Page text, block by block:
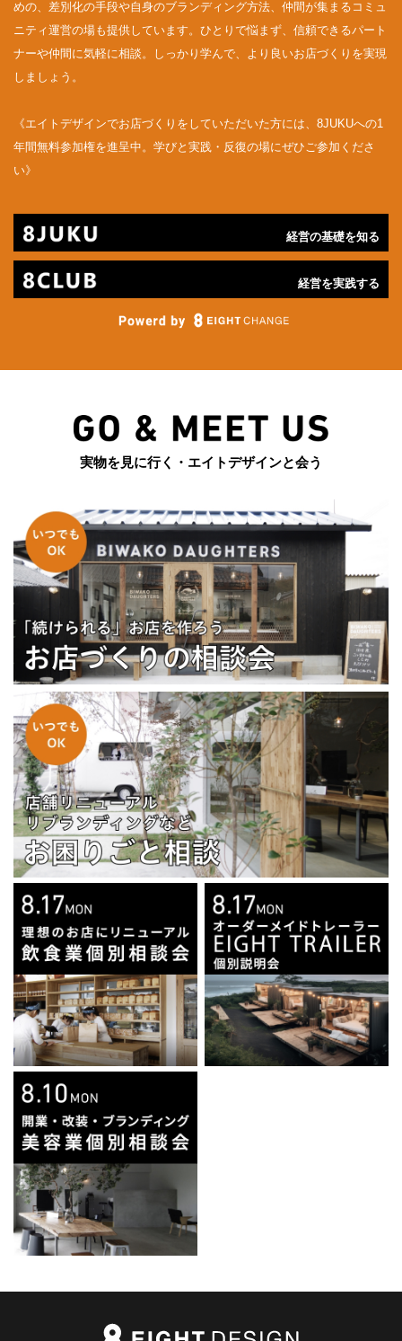
めの、差別化の手段や自身のブランディング方法、仲間が集まるコミュ
ニティ運営の場も提供しています。ひとりで悩まず、信頼できるパート
ナーや仲間に気軽に相談。しっかり学んで、より良いお店づくりを実現
しましょう。
《エイトデザインでお店づくりをしていただいた方には、8JUKUへの1
年間無料参加権を進呈中。学びと実践・反復の場にぜひご参加くださ
い》
経営の基礎を知る
経営を実践する
実物を見に行く・エイトデザインと会う